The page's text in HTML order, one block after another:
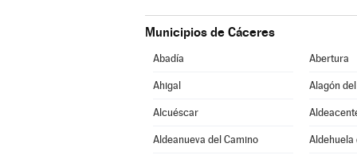
Municipios de Cáceres
Abadía Abertura
Ahigal Alagón
Alcuéscar
Aldeanueva del Camino Aldehuela